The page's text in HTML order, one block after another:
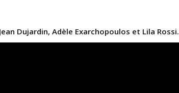
Dujardin, Adèle Exarchopoulos et Lila Rossi.